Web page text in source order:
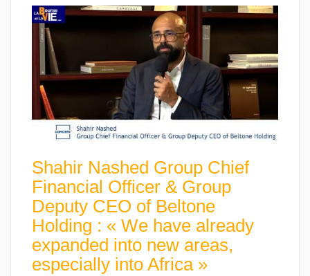
Shahir Nashed Group Chief
Financial Officer & Group
Deputy CEO of Beltone
Holding : « We have already
expanded into new areas,
especially into Africa »